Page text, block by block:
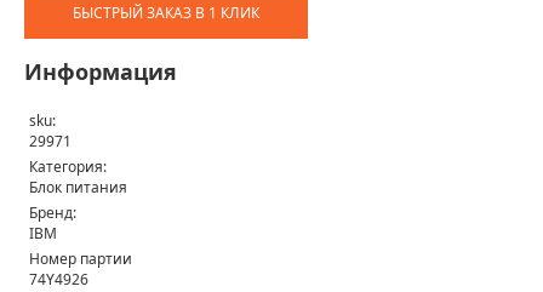
БЫСТРЫЙ ЗАКАЗ В 1 КЛИК
Информация
sku:
29971
Категория:
Блок питания
Бренд:
IBM
Номер партии
74Y4926